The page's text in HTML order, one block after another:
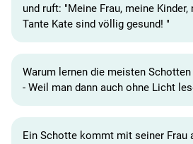
und ruft: "Meine Frau, meine
Tante Kate sind völlig gesund! "
Warum lernen die meisten
- Weil man dann auch ohne Licht
Ein Schotte kommt mit seiner Frau